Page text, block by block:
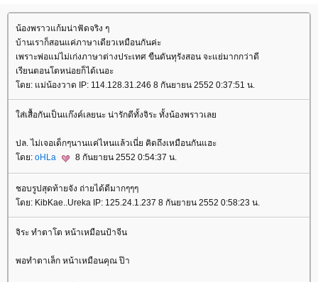
น้องพราวแก้มน่าฟัดจริง ๆ
บ้านเราก็สอนแค่ภาษาเดียวเหมือนกันค่ะ
เพราะพ่อแม่ไม่เก่งภาษาต่างประเทศ ขืนดันทุรังสอน จะแย่มากกว่าดี
เรียนตอนโตหน่อยก็ได้เนอะ
ดย: แม่น้องวาด IP: 114.128.31.246 8 กันยายน 2552 0:37:51 น.
ส่เสื้อกันเป็นแก๊งค์เลยนะ น่ารักดีทั้งจิระ ทั้งน้องพราวเล
ปล. ไม่เจอเด็กๆนานแค่ไหนแล้วเนี่ย คิดถึงเหมือนกันแฮะ
ดย: oHLa 8 กันยายน 2552 0:54:37 น.
ชอบรูปสุดท้ายจัง ถ่ายได้ดีมากๆๆๆ
ดย: KibKae..Ureka IP: 125.24.1.237 8 กันยายน 2552 0:58:23 น.
จิระ ทำตาโต หน้าเหมือนป้าจีน
พอทำตาเล็ก หน้าเหมือนคุณ ป๊า